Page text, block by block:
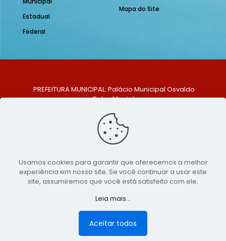
Estadual
Federal
Mapa do Site
PREFEITURA MUNICIPAL: Palácio Municipal Osvaldo
Celso Maciel
Centro, São Bento do Una - PE. CEP: 553370-128
TELEFONE: (81) 99548-1569
E-MAIL: ouvidoria@saobentodouna.pe.gov.br
Copyright 2021-2026 - Assessoria de Comunicação da
Prefeitura de São Bento do Una - PE
Página desenvolvida pela agência de
publicidadeLumusWeb - Agência Digital
Usamos cookies para garantir que oferecemos a melhor
experiência em nosso site. Se você continuar a usar este
site, assumiremos que você está satisfeito com ele.
Leia mais...
Aceitar todos